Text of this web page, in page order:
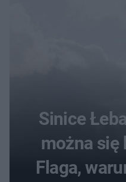
Sinice
można się
Flaga,